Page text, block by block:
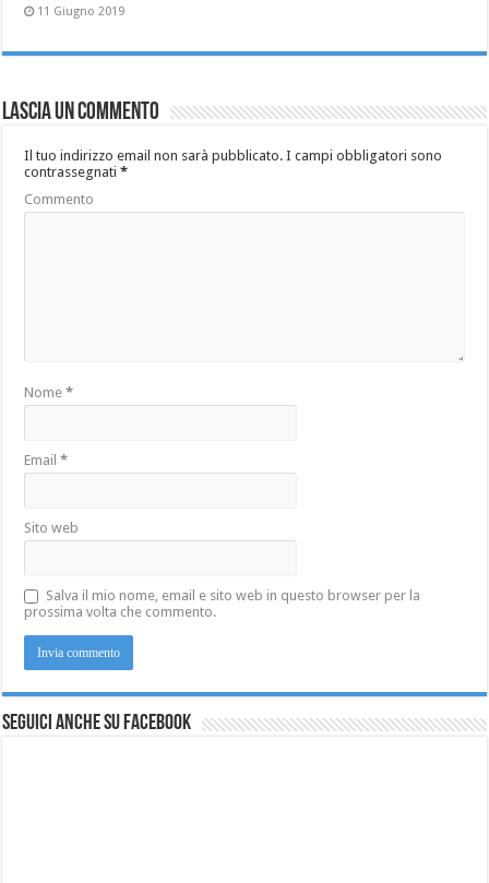
11 Giugno 2019
Lascia un commento
Il tuo indirizzo email non sarà pubblicato. I campi obbligatori sono
contrassegnati*
Commento
Nome*
Email*
Sito web
Salva il mio nome, email e sito web in questo browser per la
prossima volta che commento.
Seguici anche su Facebook